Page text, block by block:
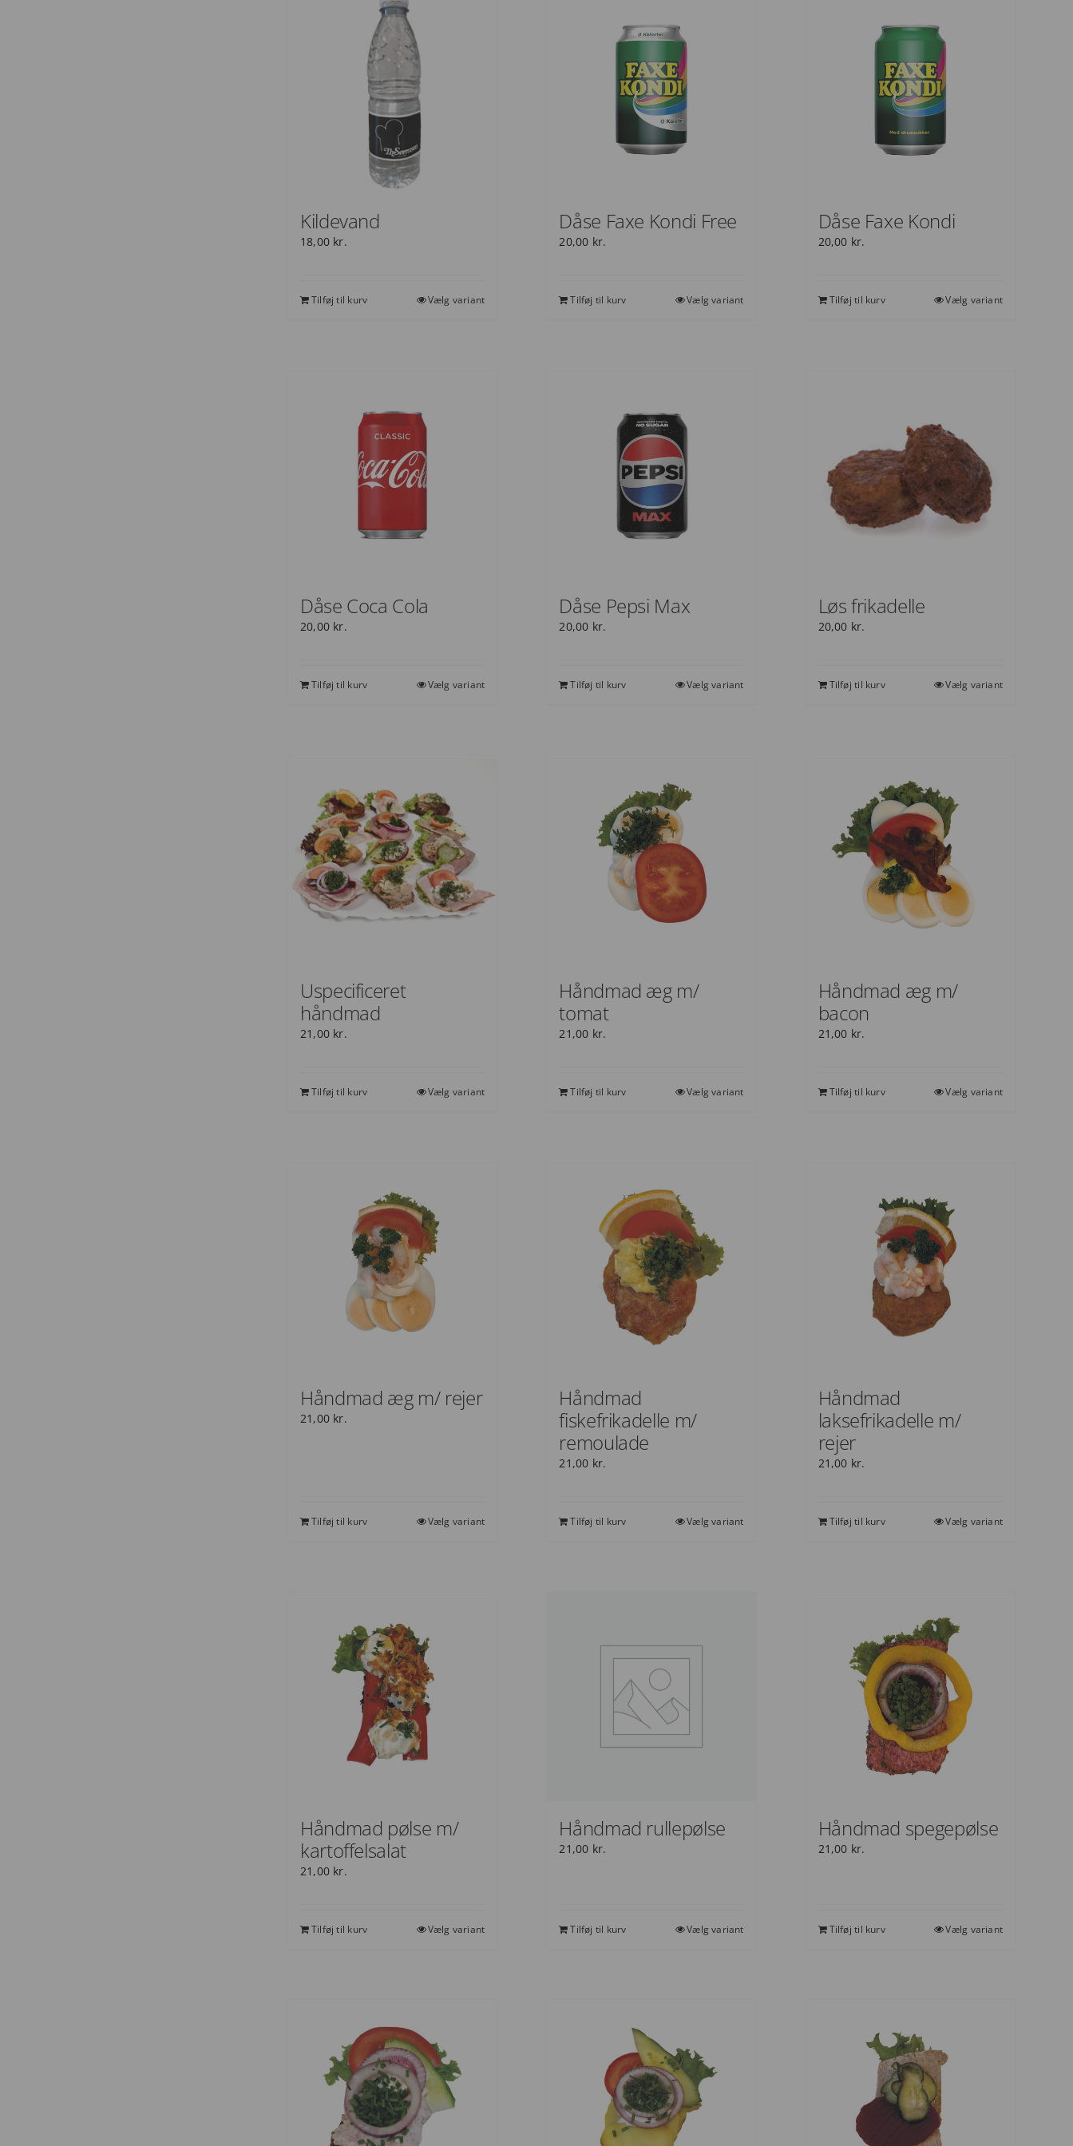
Kildevand
18,00 kr.
Tilføj til kurv Vælg variant
Dåse Faxe Kondi Free
20,00 kr.
Tilføj til kurv Vælg variant
Dåse Faxe Kondi
20,00 kr.
Tilføj til kurv Vælg variant
Dåse Coca Cola
20,00 kr.
Tilføj til kurv Vælg variant
Dåse Pepsi Max
20,00 kr.
Tilføj til kurv Vælg variant
Løs frikadelle
20,00 kr.
Tilføj til kurv Vælg variant
Uspecificeret
håndmad
21,00 kr.
Tilføj til kurv Vælg variant
Håndmad æg m/
tomat
21,00 kr.
Tilføj til kurv Vælg variant
Håndmad æg m/
bacon
21,00 kr.
Tilføj til kurv Vælg variant
Håndmad æg m/ rejer
21,00 kr.
Tilføj til kurv Vælg variant
Håndmad
fiskefrikadelle m/
remoulade
21,00 kr.
Tilføj til kurv Vælg variant
Håndmad
laksefrikadelle m/
rejer
21,00 kr.
Tilføj til kurv Vælg variant
Håndmad pølse m/
kartoffelsalat
21,00 kr.
Tilføj til kurv Vælg variant
Håndmad rullepølse
21,00 kr.
Tilføj til kurv Vælg variant
Håndmad spegepølse
21,00 kr.
Tilføj til kurv Vælg variant